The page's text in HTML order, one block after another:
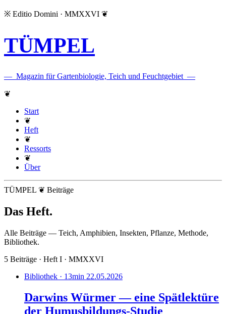
※ Editio Domini · MMXXVI ❦
TÜMPEL
— Magazin für Gartenbiologie, Teich und Feuchtgebiet —
❦
Start
❦
Heft
❦
Ressorts
❦
Über
TÜMPEL ❦ Beiträge
Das Heft.
Alle Beiträge — Teich, Amphibien, Insekten, Pflanze, Methode,
Bibliothek.
5 Beiträge · Heft I · MMXXVI
Bibliothek · 13min 22.05.2026
Darwins Würmer — eine Spätlektüre
der Humusbildungs-Studie